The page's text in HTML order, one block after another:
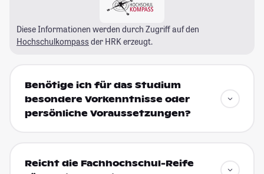
Diese Informationen werden durch Zugriff auf den
Hochschulkompass der HRK erzeugt.
Benötige ich für das Studium
besondere Vorkenntnisse oder
persönliche Voraussetzungen?
Reicht die Fachhochschul-Reife